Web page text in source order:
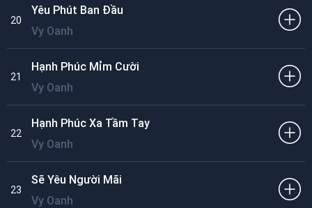
20
Yêu Phút Ban Đầu
Vy Oanh
21
Hạnh Phúc Mỉm Cười
Vy Oanh
22
Hạnh Phúc Xa Tầm Tay
Vy Oanh
23
Sẽ Yêu Người Mãi
Vy Oanh